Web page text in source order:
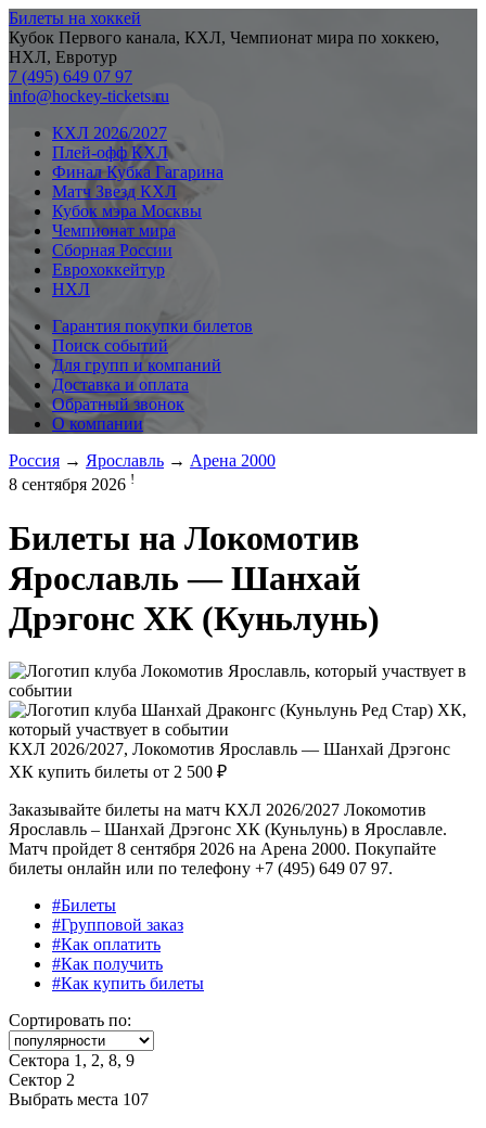
Билеты на хоккей
Кубок Первого канала, КХЛ, Чемпионат мира по хоккею,
НХЛ, Евротур
7 (495) 649 07 97
info@hockey-tickets.ru
КХЛ 2026/2027
Плей-офф КХЛ
Финал Кубка Гагарина
Матч Звезд КХЛ
Кубок мэра Москвы
Чемпионат мира
Сборная России
Еврохоккейтур
НХЛ
Гарантия покупки билетов
Поиск событий
Для групп и компаний
Доставка и оплата
Обратный звонок
О компании
Россия → Ярославль → Арена 2000
8 сентября 2026 !
Билеты на Локомотив
Ярославль — Шанхай
Дрэгонс ХК (Куньлунь)
КХЛ 2026/2027, Локомотив Ярославль — Шанхай Дрэгонс
ХК купить билеты от 2 500 ₽
Заказывайте билеты на матч КХЛ 2026/2027 Локомотив
Ярославль – Шанхай Дрэгонс ХК (Куньлунь) в Ярославле.
Матч пройдет 8 сентября 2026 на Арена 2000. Покупайте
билеты онлайн или по телефону +7 (495) 649 07 97.
#Билеты
#Групповой заказ
#Как оплатить
#Как получить
#Как купить билеты
Сортировать по:
Сектора 1, 2, 8, 9
Сектор 2
Выбрать места 107